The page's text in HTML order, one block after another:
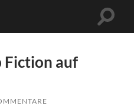
Fiction auf